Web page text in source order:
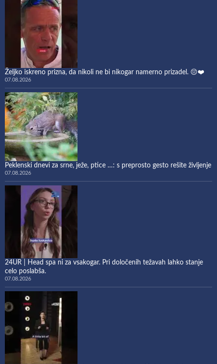
Željko iskreno prizna, da nikoli ne bi nikogar namerno prizadel. 😔❤️
07.08.2026
Peklenski dnevi za srne, ježe, ptice …: s preprosto gesto rešite življenje
07.08.2026
24UR | Head spa ni za vsakogar. Pri določenih težavah lahko stanje
celo poslabša.
07.08.2026